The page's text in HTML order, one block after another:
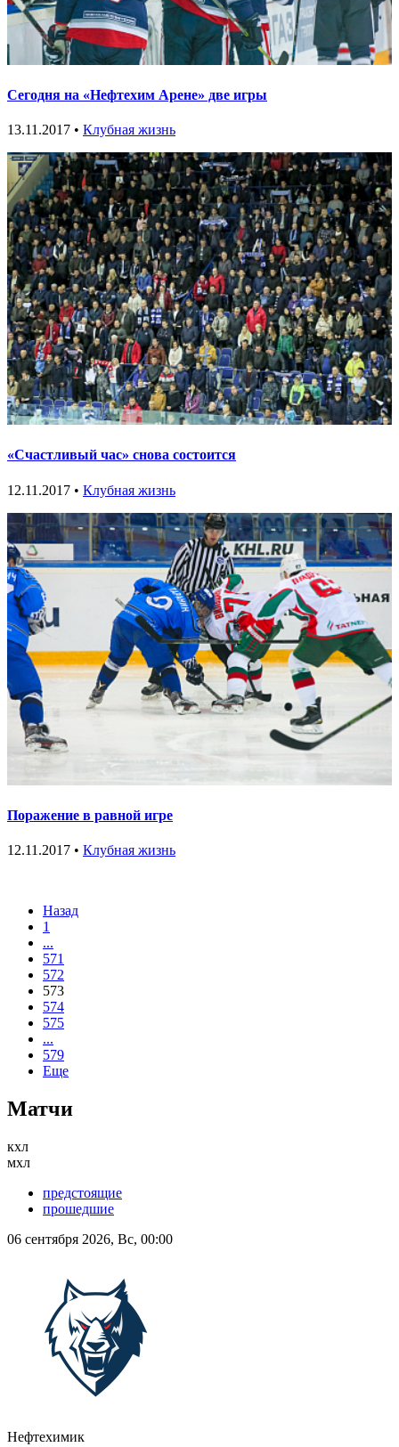
Сегодня на «Нефтехим Арене» две игры
13.11.2017 • Клубная жизнь
«Счастливый час» снова состоится
12.11.2017 • Клубная жизнь
Поражение в равной игре
12.11.2017 • Клубная жизнь
Назад
1
...
571
572
573
574
575
...
579
Еще
Матчи
кхл
мхл
предстоящие
прошедшие
06 сентября 2026, Вс, 00:00
Нефтехимик